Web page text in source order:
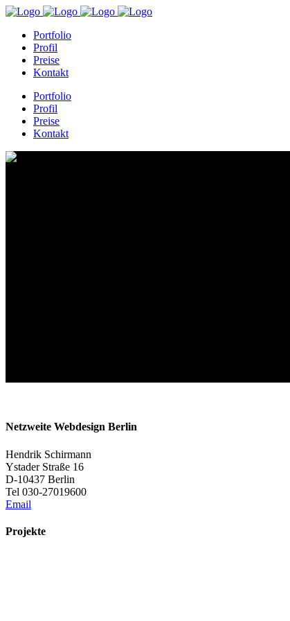
Portfolio
Profil
Preise
Kontakt
Portfolio
Profil
Preise
Kontakt
Netzweite Webdesign Berlin
Hendrik Schirmann
Ystader Straße 16
D-10437 Berlin
Tel 030-27019600
Email
Projekte